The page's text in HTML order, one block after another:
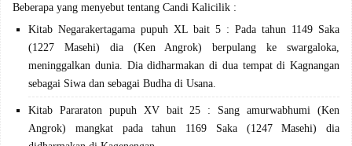
Beberapa yang menyebut tentang Candi Kalicilik :
Kitab Negarakertagama pupuh XL bait 5 : Pada tahun 1149 Saka
(1227 Masehi) dia (Ken Angrok) berpulang ke swargaloka,
meninggalkan dunia. Dia didharmakan di dua tempat di Kagnangan
sebagai Siwa dan sebagai Budha di Usana.
Kitab Pararaton pupuh XV bait 25 : Sang amurwabhumi (Ken
Angrok) mangkat pada tahun 1169 Saka (1247 Masehi) dia